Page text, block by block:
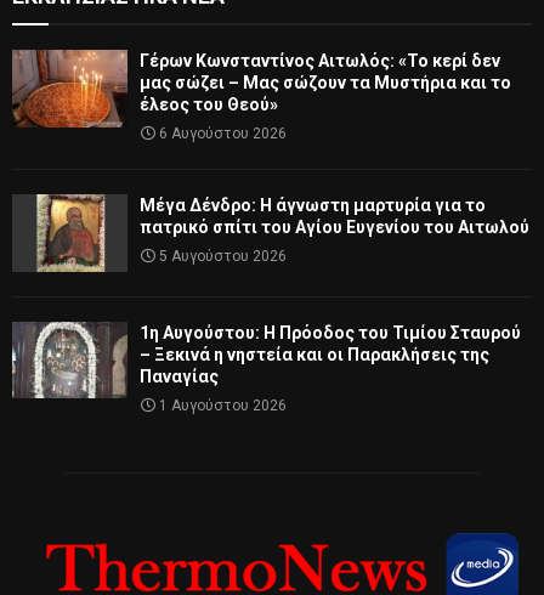
Γέρων Κωνσταντίνος Αιτωλός: «Το κερί δεν
μας σώζει – Μας σώζουν τα Μυστήρια και το
έλεος του Θεού»
6 Αυγούστου 2026
Μέγα Δένδρο: Η άγνωστη μαρτυρία για το
πατρικό σπίτι του Αγίου Ευγενίου του Αιτωλού
5 Αυγούστου 2026
1η Αυγούστου: Η Πρόοδος του Τιμίου Σταυρού
– Ξεκινά η νηστεία και οι Παρακλήσεις της
Παναγίας
1 Αυγούστου 2026